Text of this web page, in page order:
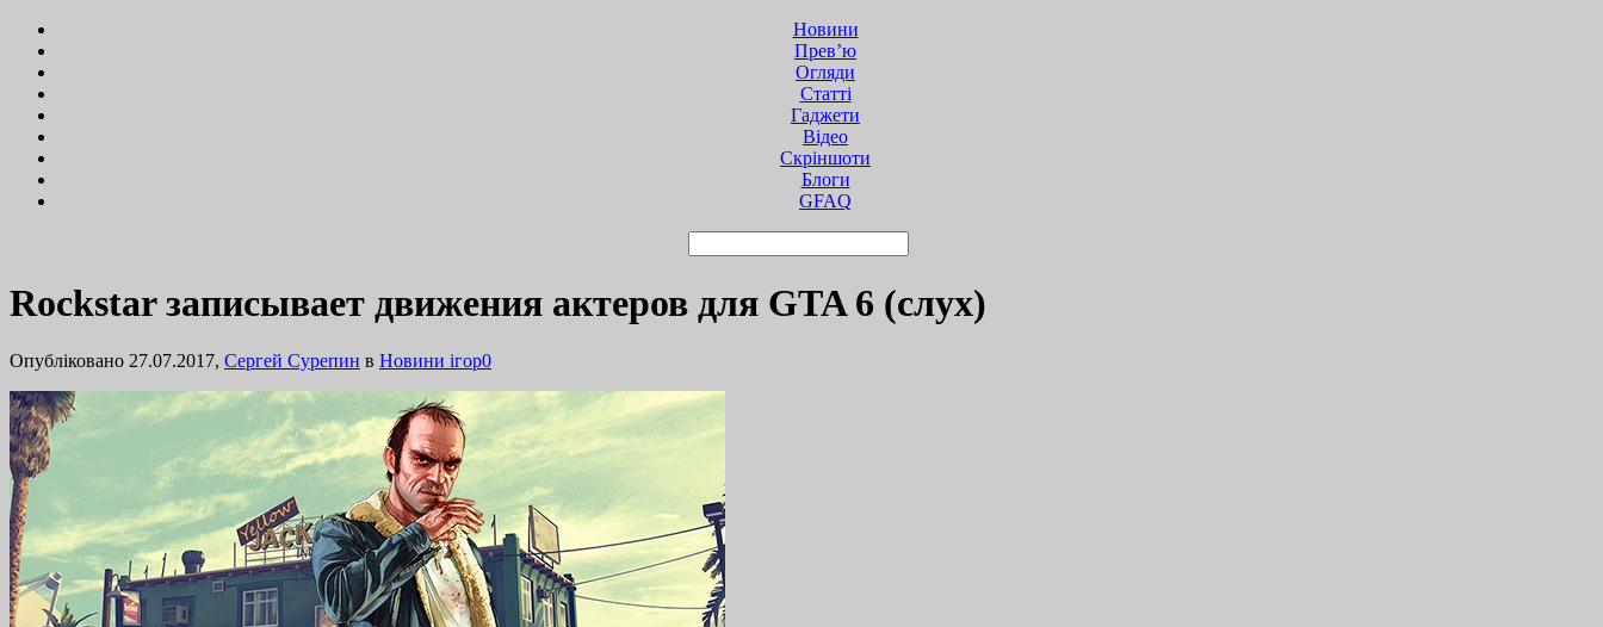
Новини
Прев’ю
Огляди
Статті
Гаджети
Відео
Cкріншоти
Блоги
GFAQ
Rockstar записывает движения актеров для GTA 6 (слух)
Опубліковано 27.07.2017, Сергей Сурепин в Новини ігор0